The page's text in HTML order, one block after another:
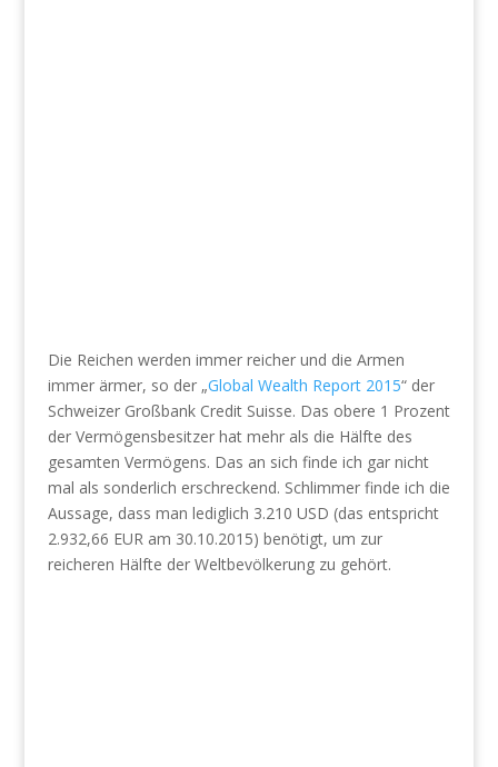
Die Reichen werden immer reicher und die Armen
immer ärmer, so der „Global Wealth Report 2015“ der
Schweizer Großbank Credit Suisse. Das obere 1 Prozent
der Vermögensbesitzer hat mehr als die Hälfte des
gesamten Vermögens. Das an sich finde ich gar nicht
mal als sonderlich erschreckend. Schlimmer finde ich die
Aussage, dass man lediglich 3.210 USD (das entspricht
2.932,66 EUR am 30.10.2015) benötigt, um zur
reicheren Hälfte der Weltbevölkerung zu gehört.